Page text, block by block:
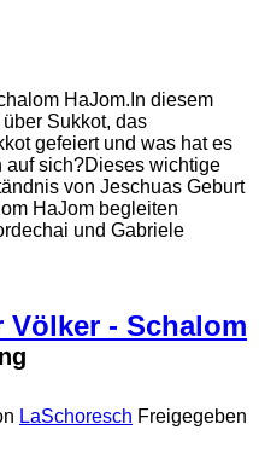
HaJom.In diesem
Sukkot, das
gefeiert und was hat es
auf sich?Dieses wichtige
von Jeschuas Geburt
HaJom begleiten
und Gabriele
Völker - Schalom
LaSchoresch Freigegeben